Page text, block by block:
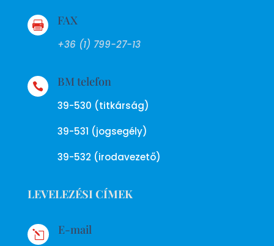
 FAX
+36 (1) 799-27-13
 BM telefon
39-530 (titkárság)
39-531 (jogsegély)
39-532 (irodavezető)
LEVELEZÉSI CÍMEK
l E-mail